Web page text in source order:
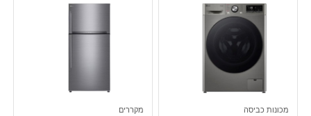
מוצרי חשמל
מוצרי חשמל לבית
מוצרי חשמל, מייבשי כביסה
מוצרי חשמל, מיקרוגלים
מוצרי חשמל, מכונות כביסה
מכונות כביסה מקררים